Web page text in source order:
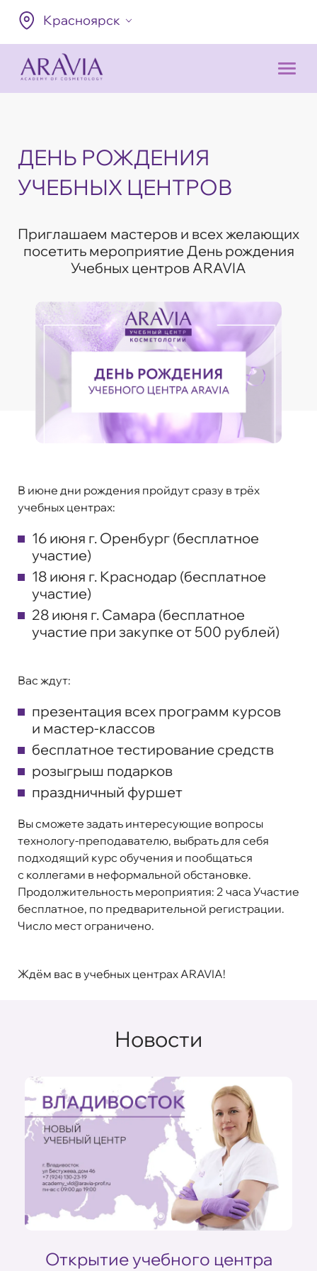
Красноярск
ДЕНЬ РОЖДЕНИЯ
УЧЕБНЫХ ЦЕНТРОВ
Приглашаем мастеров и всех желающих
посетить мероприятие День рождения
Учебных центров ARAVIA
В июне дни рождения пройдут сразу в трёх
учебных центрах:
16 июня г. Оренбург (бесплатное
участие)
18 июня г. Краснодар (бесплатное
участие)
28 июня г. Самара (бесплатное
участие при закупке от 500 рублей)
Вас ждут:
презентация всех программ курсов
и мастер-классов
бесплатное тестирование средств
розыгрыш подарков
праздничный фуршет
Вы сможете задать интересующие вопросы
технологу-преподавателю, выбрать для себя
подходящий курс обучения и пообщаться
с коллегами в неформальной обстановке.
Продолжительность мероприятия: 2 часа Участие
бесплатное, по предварительной регистрации.
Число мест ограничено.
Ждём вас в учебных центрах ARAVIA!
Новости
Открытие учебного центра